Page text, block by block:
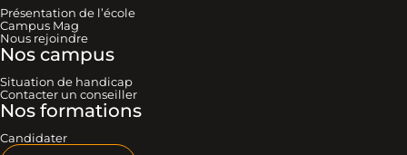
Présentation de l’école
Campus Mag
Nous rejoindre
Nos campus
Situation de handicap
Contacter un conseiller
Nos formations
Candidater